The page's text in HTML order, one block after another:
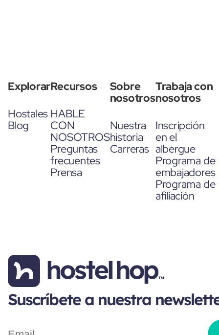
Explorar
Hostales
Blog
Recursos
HABLE
CON
NOSOTROS
Preguntas
frecuentes
Prensa
Sobre
nosotros
Nuestra
historia
Carreras
Trabaja con
nosotros
Inscripción
en el
albergue
Programa de
embajadores
Programa de
afiliación
Suscríbete a nuestra